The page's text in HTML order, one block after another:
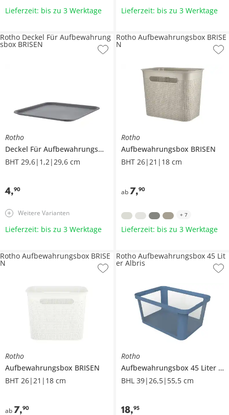
Lieferzeit: bis zu 3 Werktage Lieferzeit: bis zu 3 Werktage
Rotho
Deckel Für Aufbewahrungsbox
BRISEN
BHT 29,6|1,2|29,6 cm
4,90
Rotho Deckel Für Aufbewahrung
sbox BRISEN
Weitere Varianten
Lieferzeit: bis zu 3 Werktage
Rotho
Aufbewahrungsbox BRISEN
BHT 26|21|18 cm
ab 7,90
Rotho Aufbewahrungsbox BRISE
N
+ 7
Lieferzeit: bis zu 3 Werktage
Rotho
Aufbewahrungsbox BRISEN
BHT 26|21|18 cm
ab 7,90
Rotho Aufbewahrungsbox BRISE
N
Rotho
Aufbewahrungsbox 45 Liter
BHL 39|26,5|55,5 cm
18,95
Rotho Aufbewahrungsbox 45 Lit
er Albris